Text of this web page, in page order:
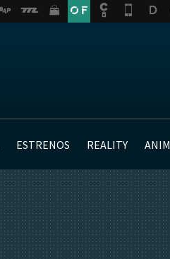
ESTRENOS REALITY